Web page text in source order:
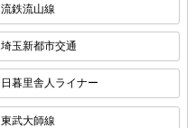
流鉄流山線
埼玉新都市交通
日暮里舎人ライナー
東武大師線